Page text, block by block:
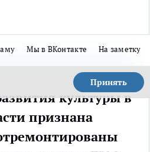
Мы в ВКонтакте На заметку
Принять
культуры в
признана